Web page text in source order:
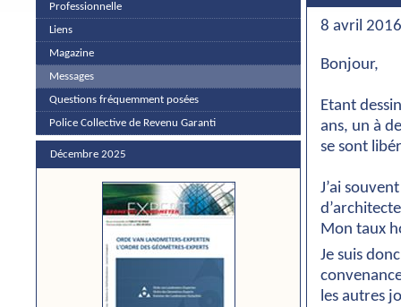
Professionnelle
Liens
Magazine
Messages
Questions fréquemment posées
Police Collective de Revenu Garanti
Décembre 2025
8 avril 2016
Bonjour,
Etant
ans, un à
se sont
J’ai
Mon taux
Je suis
les autres